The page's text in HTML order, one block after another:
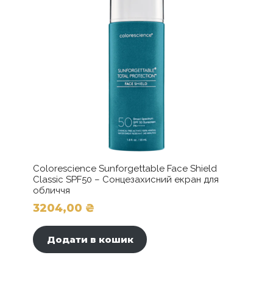
Colorescience Sunforgettable Face Shield
Classic SPF50 – Сонцезахисний екран для
обличчя
3204,00 ₴
Додати в кошик